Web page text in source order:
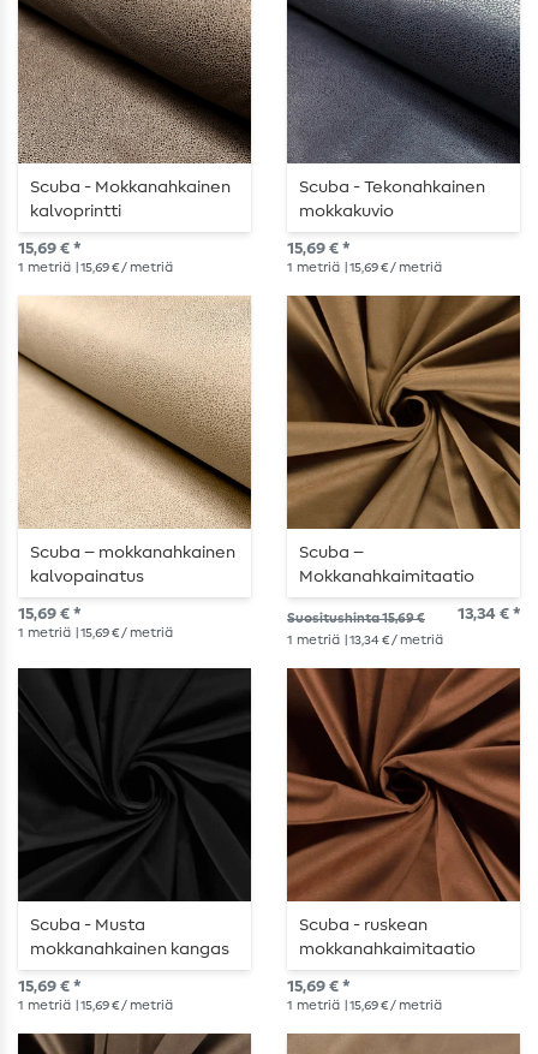
Scuba - Mokkanahkainen
kalvoprintti
taupenharmaa
15,69 € *
1 metriä | 15,69 € / metriä
Scuba - Tekonahkainen
mokkakuvio
foliopainatuksella Navy
15,69 € *
1 metriä | 15,69 € / metriä
Scuba – mokkanahkainen
kalvopainatus
karamellinruskea
15,69 € *
1 metriä | 15,69 € / metriä
Scuba –
Mokkanahkaimitaatio
toffeenruskea
Suositushinta 15,69 € 13,34 € *
1 metriä | 13,34 € / metriä
Scuba - Musta
mokkanahkainen kangas
15,69 € *
1 metriä | 15,69 € / metriä
Scuba - ruskean
mokkanahkaimitaatio
15,69 € *
1 metriä | 15,69 € / metriä